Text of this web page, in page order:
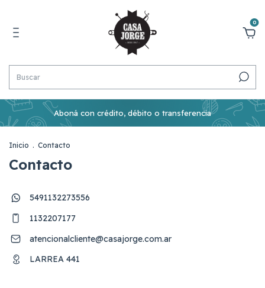
0
Aboná con crédito, débito o transferencia
Inicio . Contacto
Contacto
5491132273556
1132207177
atencionalcliente@casajorge.com.ar
LARREA 441